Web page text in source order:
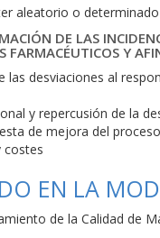
aleatorio o
DE LAS
FARMACÉUTICOS Y
las desviaciones al
y repercusión de la
de mejora del
costes
EN LA
de la Calidad de